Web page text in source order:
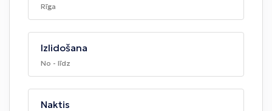
Rīga
Izlidošana
No - līdz
Naktis